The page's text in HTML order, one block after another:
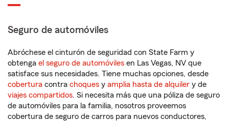
Seguro de automóviles
Abróchese el cinturón de seguridad con State Farm y
obtenga el seguro de automóviles en Las Vegas, NV que
satisface sus necesidades. Tiene muchas opciones, desde
cobertura contra choques y amplia hasta de alquiler y de
viajes compartidos. Si necesita más que una póliza de seguro
de automóviles para la familia, nosotros proveemos
cobertura de seguro de carros para nuevos conductores,